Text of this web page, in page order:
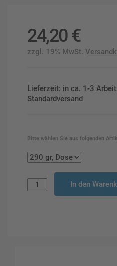
24,20 €
zzgl. 19% MwSt.
Lieferzeit: in ca. 1-3
Standardversand
Bitte wählen Sie aus folgenden
In den